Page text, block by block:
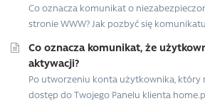
Co oznacza komunikat o
stronie WWW? Jak pozbyć się
Co oznacza komunikat, że
aktywacji?
Po utworzeniu konta użytkownika, który
dostęp do Twojego Panelu klienta